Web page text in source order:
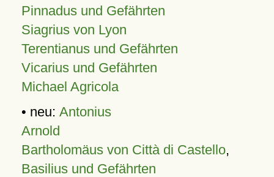
Pinnadus und Gefährten
Siagrius von Lyon
Terentianus und Gefährten
Vicarius und Gefährten
Michael Agricola
• neu: Antonius
Arnold
Bartholomäus von Città di Castello,
Basilius und Gefährten